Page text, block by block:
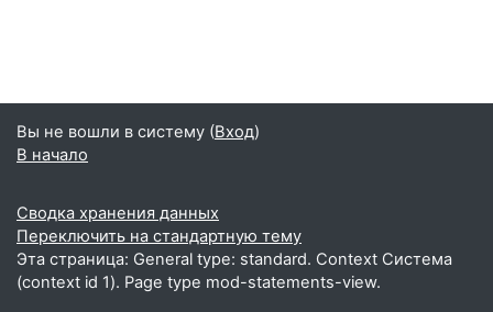
Вы не вошли в систему (Вход)
В начало
Сводка хранения данных
Переключить на стандартную тему
Эта страница: General type: standard. Context Система
(context id 1). Page type mod-statements-view.